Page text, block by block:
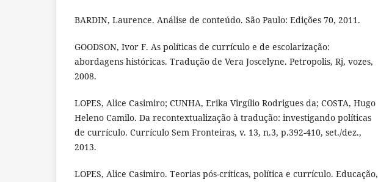
BARDIN, Laurence. Análise de conteúdo. São Paulo: Edições 70, 2011.
GOODSON, Ivor F. As políticas de currículo e de escolarização:
abordagens históricas. Tradução de Vera Joscelyne. Petropolis, Rj, vozes,
2008.
LOPES, Alice Casimiro; CUNHA, Erika Virgílio Rodrigues da; COSTA, Hugo
Heleno Camilo. Da recontextualização à tradução: investigando políticas
de currículo. Currículo Sem Fronteiras, v. 13, n.3, p.392-410, set./dez.,
2013.
LOPES, Alice Casimiro. Teorias pós-críticas, política e currículo. Educação,